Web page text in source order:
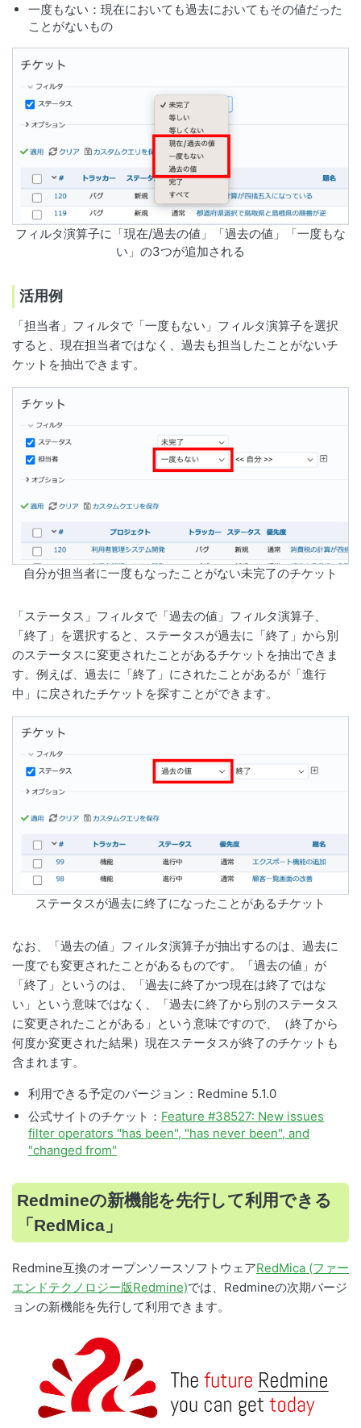
一度もない：現在においても過去においてもその値だった
ことがないもの
フィルタ演算子に「現在/過去の値」「過去の値」「一度もな
い」の3つが追加される
活用例
「担当者」フィルタで「一度もない」フィルタ演算子を選択
すると、現在担当者ではなく、過去も担当したことがないチ
ケットを抽出できます。
自分が担当者に一度もなったことがない未完了のチケット
「ステータス」フィルタで「過去の値」フィルタ演算子、
「終了」を選択すると、ステータスが過去に「終了」から別
のステータスに変更されたことがあるチケットを抽出できま
す。例えば、過去に「終了」にされたことがあるが「進行
中」に戻されたチケットを探すことができます。
ステータスが過去に終了になったことがあるチケット
なお、「過去の値」フィルタ演算子が抽出するのは、過去に
一度でも変更されたことがあるものです。「過去の値」が
「終了」というのは、「過去に終了かつ現在は終了ではな
い」という意味ではなく、「過去に終了から別のステータス
に変更されたことがある」という意味ですので、（終了から
何度か変更された結果）現在ステータスが終了のチケットも
含まれます。
利用できる予定のバージョン：Redmine 5.1.0
公式サイトのチケット： Feature #38527: New issues
filter operators "has been", "has never been", and
"changed from"
Redmineの新機能を先行して利用できる
「RedMica」
Redmine互換のオープンソースソフトウェアRedMica (ファー
エンドテクノロジー版Redmine)では、Redmineの次期バージ
ョンの新機能を先行して利用できます。